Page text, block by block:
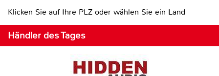
Klicken Sie auf Ihre PLZ oder wählen Sie ein Land
Händler des Tages